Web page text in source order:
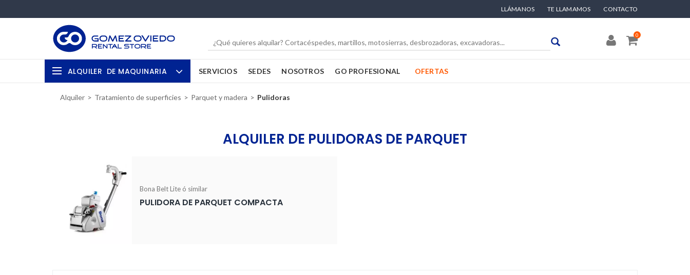
LLÁMANOS TE LLAMAMOS CONTACTO
0
ALQUILER DE MAQUINARIA SERVICIOS SEDES NOSOTROS GO PROFESIONAL OFERTAS
Alquiler Tratamiento de superficies Parquet y madera Pulidoras
ALQUILER DE PULIDORAS DE PARQUET
Bona Belt Lite ó similar
PULIDORA DE PARQUET COMPACTA